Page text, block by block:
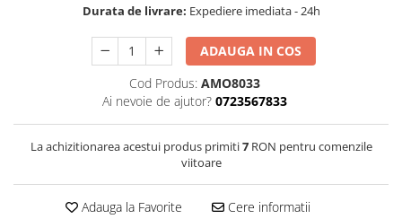
Durata de livrare: Expediere imediata - 24h
ADAUGA IN COS
Cod Produs: AMO8033
Ai nevoie de ajutor? 0723567833
La achizitionarea acestui produs primiti7RON pentru comenzile
viitoare
Adauga la Favorite Cere informatii